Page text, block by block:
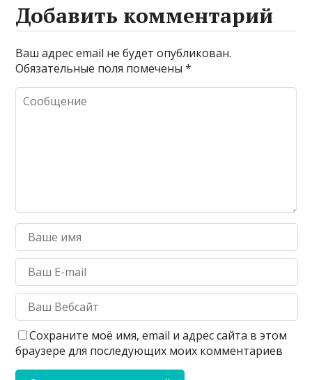
Добавить комментарий
Ваш адрес email не будет опубликован.
Обязательные поля помечены*
Сохраните моё имя, email и адрес сайта в этом
браузере для последующих моих комментариев